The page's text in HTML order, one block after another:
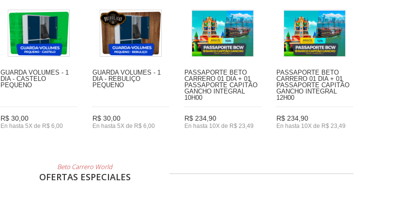
GUARDA VOLUMES - 1
DIA - CASTELO
PEQUENO
R$ 30,00
En hasta 5X de R$ 6,00
GUARDA VOLUMES - 1
DIA - REBULIÇO
PEQUENO
R$ 30,00
En hasta 5X de R$ 6,00
PASSAPORTE BETO
CARRERO 01 DIA + 01
PASSAPORTE CAPITÃO
GANCHO INTEGRAL
10H00
R$ 234,90
En hasta 10X de R$ 23,49
PASSAPORTE BETO
CARRERO 01 DIA + 01
PASSAPORTE CAPITÃO
GANCHO INTEGRAL
12H00
R$ 234,90
En hasta 10X de R$ 23,49
Beto Carrero World
OFERTAS ESPECIALES